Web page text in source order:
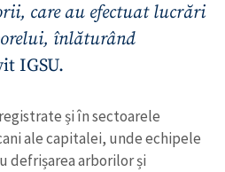
care au efectuat lucrări
înlăturând
IGSU.
și în sectoarele
ale capitalei, unde echipele
defrișarea arborilor și